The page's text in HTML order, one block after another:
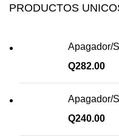
PRODUCTOS
Apagador/
Q282.00
Apagador/
Q240.00